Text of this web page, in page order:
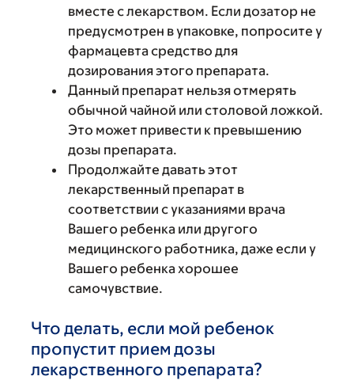
вместе с лекарством. Если дозатор не
предусмотрен в упаковке, попросите у
фармацевта средство для
дозирования этого препарата.
Данный препарат нельзя отмерять
обычной чайной или столовой ложкой.
Это может привести к превышению
дозы препарата.
Продолжайте давать этот
лекарственный препарат в
соответствии с указаниями врача
Вашего ребенка или другого
медицинского работника, даже если у
Вашего ребенка хорошее
самочувствие.
Что делать, если мой ребенок
пропустит прием дозы
лекарственного препарата?